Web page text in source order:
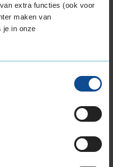
extra functies (ook voor
maken van
je in onze